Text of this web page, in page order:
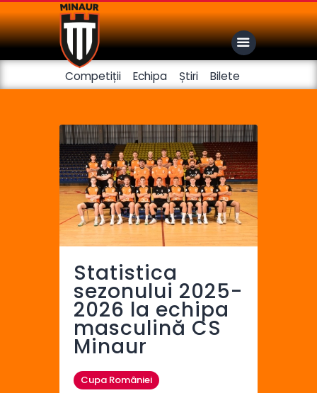
Competiții Echipa Știri Bilete
Handbal feminin
Fotbal
Statistica
sezonului 2025-
2026 la echipa
masculină CS
Minaur
Cupa României